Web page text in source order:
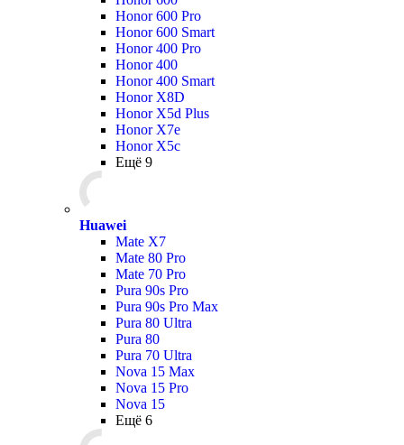
Honor 600 Pro
Honor 600 Smart
Honor 400 Pro
Honor 400
Honor 400 Smart
Honor X8D
Honor X5d Plus
Honor X7e
Honor X5c
Ещё 9
Huawei
Mate X7
Mate 80 Pro
Mate 70 Pro
Pura 90s Pro
Pura 90s Pro Max
Pura 80 Ultra
Pura 80
Pura 70 Ultra
Nova 15 Max
Nova 15 Pro
Nova 15
Ещё 6